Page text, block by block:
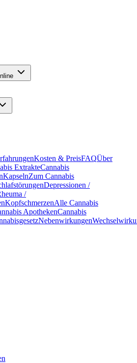
Kosten & PreisFAQÜber
ExtrakteCannabis
KapselnZum Cannabis
Depressionen /
/
KopfschmerzenAlle Cannabis
ApothekenCannabis
Nebenwirkungen